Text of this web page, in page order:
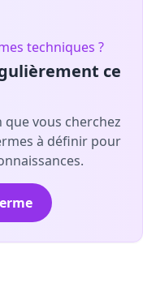
techniques ?
ce
vous cherchez
à définir pour